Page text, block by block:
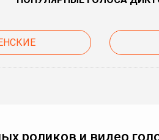
роликов и видео